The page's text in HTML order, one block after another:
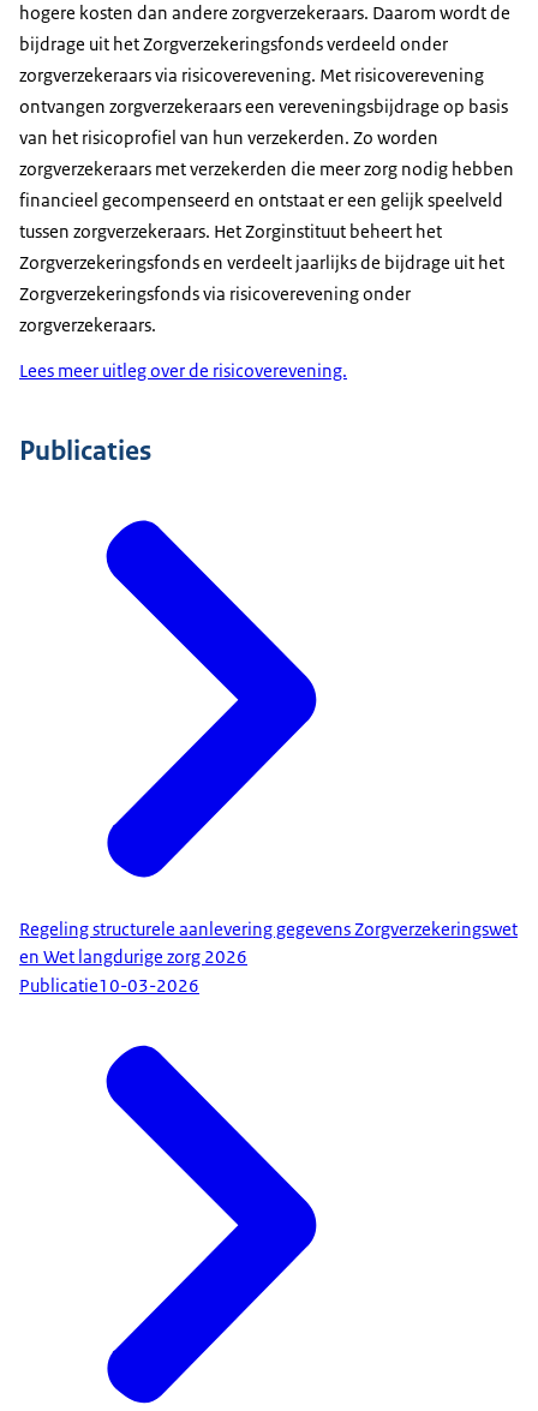
hogere kosten dan andere zorgverzekeraars. Daarom wordt de
bijdrage uit het Zorgverzekeringsfonds verdeeld onder
zorgverzekeraars via risicoverevening. Met risicoverevening
ontvangen zorgverzekeraars een vereveningsbijdrage op basis
van het risicoprofiel van hun verzekerden. Zo worden
zorgverzekeraars met verzekerden die meer zorg nodig hebben
financieel gecompenseerd en ontstaat er een gelijk speelveld
tussen zorgverzekeraars. Het Zorginstituut beheert het
Zorgverzekeringsfonds en verdeelt jaarlijks de bijdrage uit het
Zorgverzekeringsfonds via risicoverevening onder
zorgverzekeraars.
Lees meer uitleg over de risicoverevening.
Publicaties
Regeling structurele aanlevering gegevens Zorgverzekeringswet
en Wet langdurige zorg 2026
Publicatie10-03-2026